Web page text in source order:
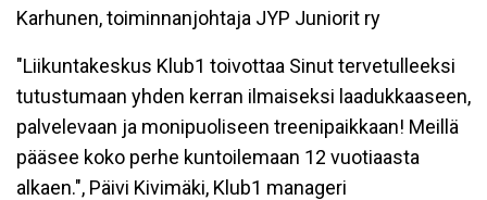
Karhunen, toiminnanjohtaja JYP Juniorit ry
"Liikuntakeskus Klub1 toivottaa Sinut tervetulleeksi
tutustumaan yhden kerran ilmaiseksi laadukkaaseen,
palvelevaan ja monipuoliseen treenipaikkaan! Meillä
pääsee koko perhe kuntoilemaan 12 vuotiaasta
alkaen.", Päivi Kivimäki, Klub1 manageri